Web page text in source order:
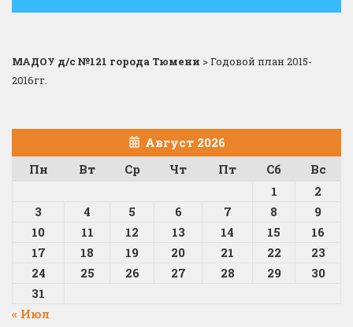
МАДОУ д/с №121 города Тюмени >Годовой план 2015-
2016гг.
Август 2026
Пн
Вт Ср Чт Пт Сб
Вс
1
2
3
4 5 6 7 8
9
10
11 12 13 14 15
16
17
18 19 20 21 22
23
24
25 26 27 28 29
30
31
« Июл